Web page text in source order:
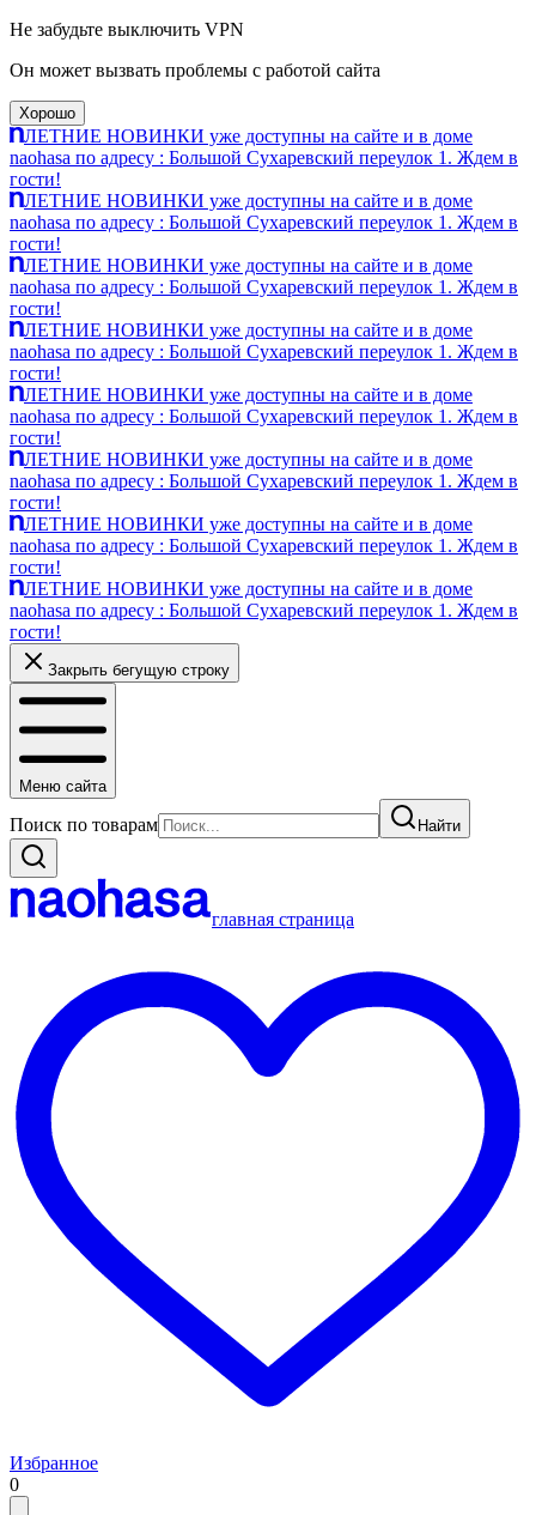
Не забудьте выключить VPN
Он может вызвать проблемы с работой сайта
Хорошо
ЛЕТНИЕ НОВИНКИ уже доступны на сайте и в доме
naohasa по адресу : Большой Сухаревский переулок 1. Ждем в
гости!
ЛЕТНИЕ НОВИНКИ уже доступны на сайте и в доме
naohasa по адресу : Большой Сухаревский переулок 1. Ждем в
гости!
ЛЕТНИЕ НОВИНКИ уже доступны на сайте и в доме
naohasa по адресу : Большой Сухаревский переулок 1. Ждем в
гости!
ЛЕТНИЕ НОВИНКИ уже доступны на сайте и в доме
naohasa по адресу : Большой Сухаревский переулок 1. Ждем в
гости!
ЛЕТНИЕ НОВИНКИ уже доступны на сайте и в доме
naohasa по адресу : Большой Сухаревский переулок 1. Ждем в
гости!
ЛЕТНИЕ НОВИНКИ уже доступны на сайте и в доме
naohasa по адресу : Большой Сухаревский переулок 1. Ждем в
гости!
ЛЕТНИЕ НОВИНКИ уже доступны на сайте и в доме
naohasa по адресу : Большой Сухаревский переулок 1. Ждем в
гости!
ЛЕТНИЕ НОВИНКИ уже доступны на сайте и в доме
naohasa по адресу : Большой Сухаревский переулок 1. Ждем в
гости!
Закрыть бегущую строку
Меню сайта
Поиск по товарам Найти
главная страница
Избранное
0